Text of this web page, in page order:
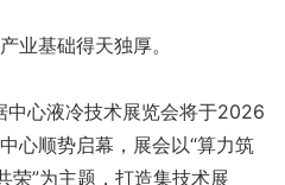
业基础得天独厚。
心液冷技术展览会将于2026
心顺势启幕，展会以“算力筑
荣”为主题，打造集技术展